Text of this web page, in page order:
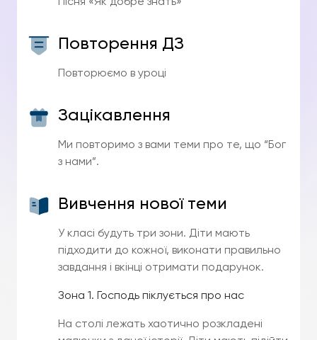
Пісня «Як добре знать»
Повторення ДЗ
Повторюємо в уроці
Зацікавлення
Ми повторимо з вами теми про те, що “Бог
з нами”.
Вивчення нової теми
У класі будуть три зони. Діти мають
підходити до кожної, виконати правильно
завдання і вкінці отримати подарунок.
Зона 1. Господь піклується про нас
На столі лежать хаотично розкладені